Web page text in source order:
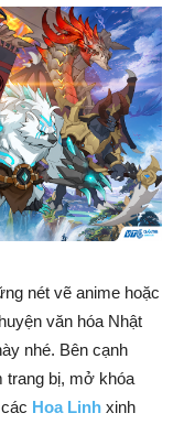
nét vẽ anime hoặc
văn hóa Nhật
nhé. Bên cạnh
trang bị, mở khóa
Hoa Linh xinh